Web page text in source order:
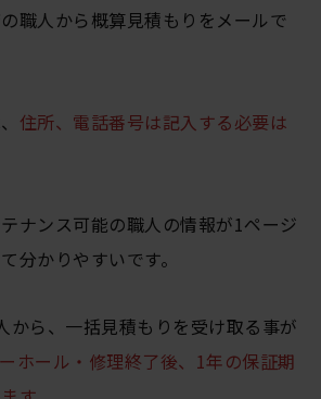
職人から概算見積もりをメールで
住所、電話番号は記入する必要は
ナンス可能の職人の情報が1ページ
分かりやすいです。
から、一括見積もりを受け取る事が
ホール・修理終了後、1年の保証期